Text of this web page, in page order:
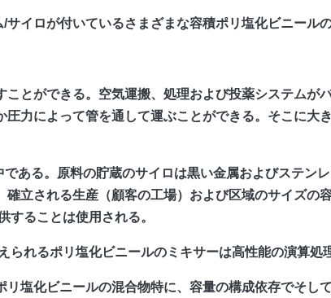
サイロが付いているさまざまな容積ポリ塩化ビニール
とができる。空気運搬、処理および投薬システムが
力によって管を通して運ぶことができる。そこに大
ある。原料の貯蔵のサイロは黒い金属およびステン
立される生産（顧客の工場）および区域のサイズの
ることは使用される。
れるポリ塩化ビニールのミキサーは高性能の演算処
塩化ビニールの混合物特に、容量の構成依存でそ